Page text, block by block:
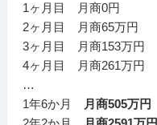
1ヶ月目 月商0円
2ヶ月目 月商65万円
3ヶ月目 月商153万円
4ヶ月目 月商261万円
…
1年6か月
月商505万円